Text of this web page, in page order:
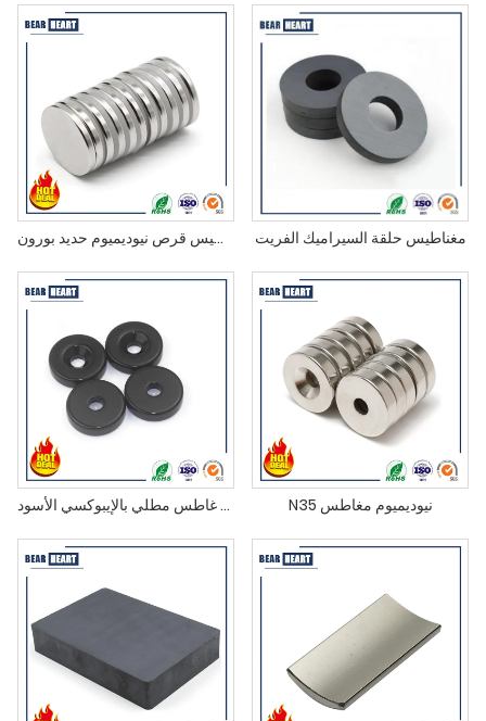
مغناطيس قرص نيوديميوم حديد بورون مغناطيس حلقة السيراميك الفريت
مغناطيس نيوديميوم غاطس مطلي بالإيبوكسي الأسود N35 نيوديميوم مغاطس